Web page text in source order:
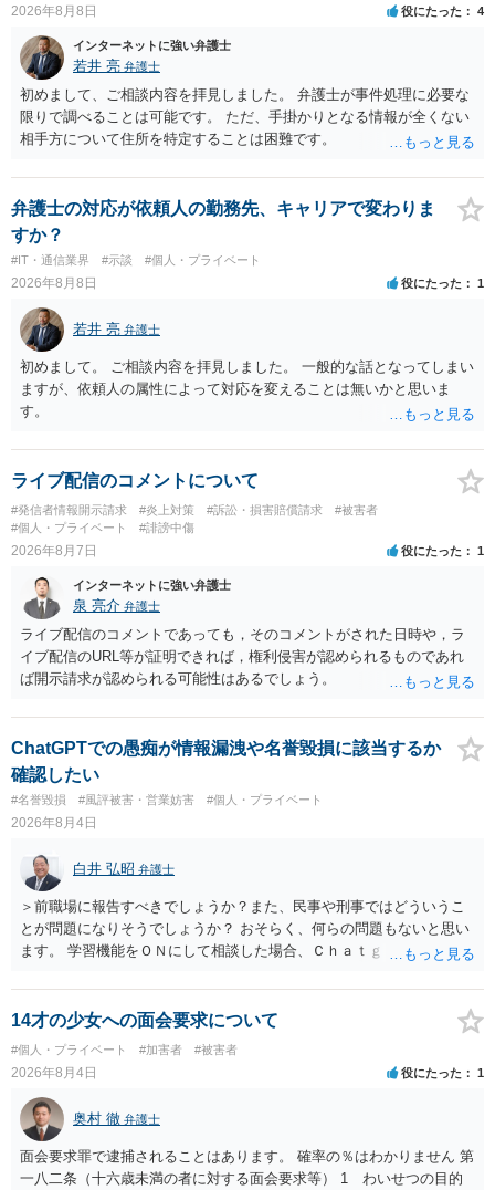
2026年8月8日 役にたった 4
インターネットに強い弁護士
若井 亮 弁護士
初めまして、ご相談内容を拝見しました。 弁護士が事件処理に必要な
限りで調べることは可能です。 ただ、手掛かりとなる情報が全くない
相手方について住所を特定することは困難です。
弁護士の対応が依頼人の勤務先、キャリアで変わりま
すか？
#IT・通信業界 #示談 #個人・プライベート
2026年8月8日 役にたった 1
若井 亮 弁護士
初めまして。 ご相談内容を拝見しました。 一般的な話となってしまい
ますが、依頼人の属性によって対応を変えることは無いかと思いま
す。
ライブ配信のコメントについて
#発信者情報開示請求 #炎上対策 #訴訟・損害賠償請求
#被害者
#個人・プライベート
#誹謗中傷
2026年8月7日 役にたった 1
インターネットに強い弁護士
泉 亮介 弁護士
ライブ配信のコメントであっても，そのコメントがされた日時や，ラ
イブ配信のURL等が証明できれば，権利侵害が認められるものであれ
ば開示請求が認められる可能性はあるでしょう。
ChatGPTでの愚痴が情報漏洩や名誉毀損に該当するか
確認したい
#名誉毀損 #風評被害・営業妨害 #個人・プライベート
2026年8月4日
白井 弘昭 弁護士
＞前職場に報告すべきでしょうか？また、民事や刑事ではどういうこ
とが問題になりそうでしょうか？ おそらく、何らの問題もないと思い
ます。 学習機能をＯＮにして相談した場合、Ｃｈａｔｇｐｔがｏｐｅ
する可能性がありますが、個人名や会社名を特定していない限り、一
般論として抽象化されて回答に織り込まれる可能性が生じるにすぎま
せんので、その情報自体が、秘密情報に当たるとは思えませんし、名
誉棄損として、個人や会社に対する誹謗中傷の不特定多数への公開に
当たるとも思われません。 もちろん、誰がその内容をｃｈａｔｇｐｔ
に入力したかも第三者にしられることはないので、個人や会社の特定
をせずに書き込んだことで（おそらく特定して書き込んだとして
も）、相談者さんが刑事民事の責任に問われることはないでしょう。
私見ながらご参考まで。
14才の少女への面会要求について
#個人・プライベート #加害者 #被害者
2026年8月4日 役にたった 1
奥村 徹 弁護士
面会要求罪で逮捕されることはあります。 確率の％はわかりません 第
一八二条（十六歳未満の者に対する面会要求等） 1 わいせつの目的